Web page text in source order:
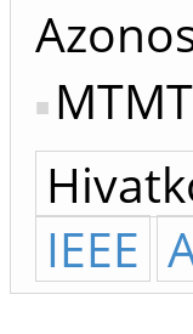
IEEE